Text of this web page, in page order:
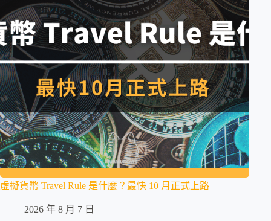
虛擬貨幣 Travel Rule 是什麼？最快 10 月正式上路
2026 年 8 月 7 日